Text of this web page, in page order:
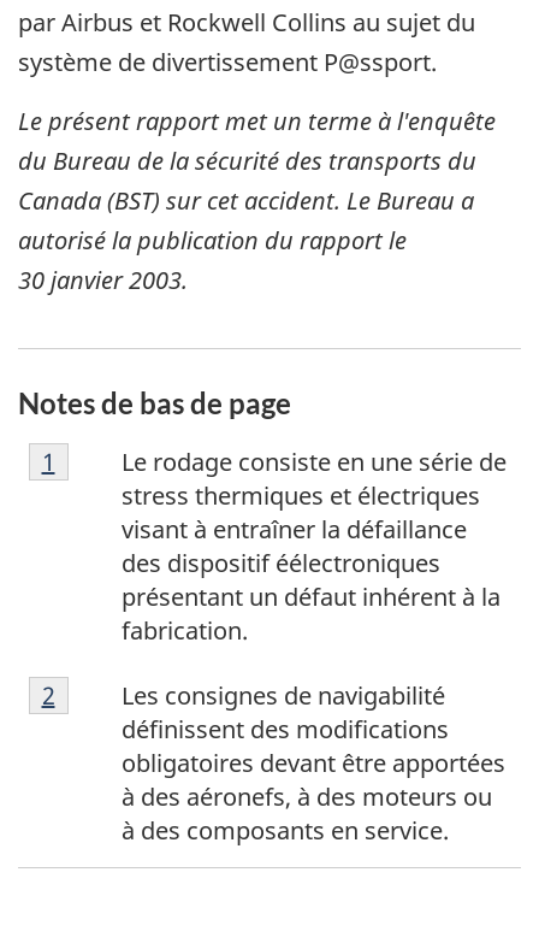
par Airbus et Rockwell Collins au sujet du
système de divertissement P@ssport.
Le présent rapport met un terme à l'enquête
du Bureau de la sécurité des transports du
Canada (BST) sur cet accident. Le Bureau a
autorisé la publication du rapport le
30 janvier 2003.
Notes de bas de page
N
o
a
s
Le rodage consiste en une série de
stress thermiques et électriques
visant à entraîner la défaillance
des dispositif éélectroniques
présentant un défaut inhérent à la
fabrication.
Retour à la référence de la note de bas de
1
N
o
Les consignes de navigabilité
définissent des modifications
obligatoires devant être apportées
à des aéronefs, à des moteurs ou
à des composants en service.
Retour à la référence de la note de bas de
2